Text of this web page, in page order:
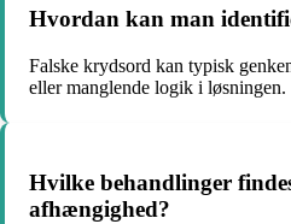
Hvordan kan man
Falske krydsord kan typisk
eller manglende logik i løsningen.
Hvilke behandlinger
afhængighed?